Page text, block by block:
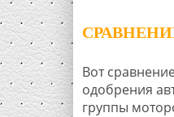
Вот
одобрения
группы